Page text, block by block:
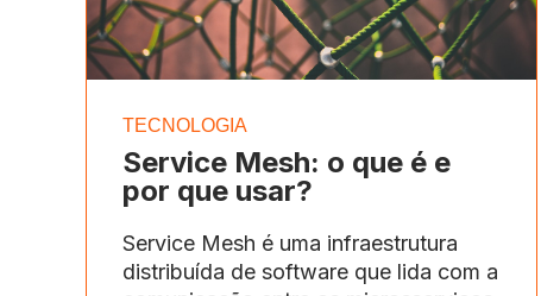
TECNOLOGIA
Service Mesh: o que é e
por que usar?
Service Mesh é uma infraestrutura
distribuída de software que lida com a